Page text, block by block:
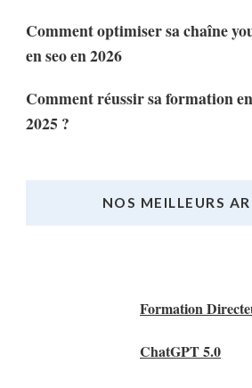
Comment optimiser sa chaîne
en seo en 2026
Comment réussir sa formation
2025 ?
NOS MEILLEURS
Formation
ChatGPT 5.0